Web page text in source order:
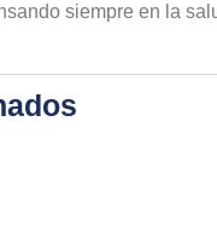
siempre en la